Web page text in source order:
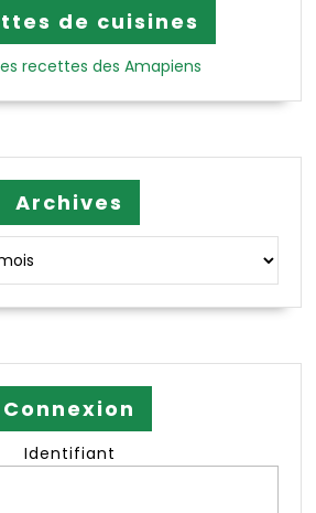
de cuisines
recettes des Amapiens
Archives
Connexion
Identifiant